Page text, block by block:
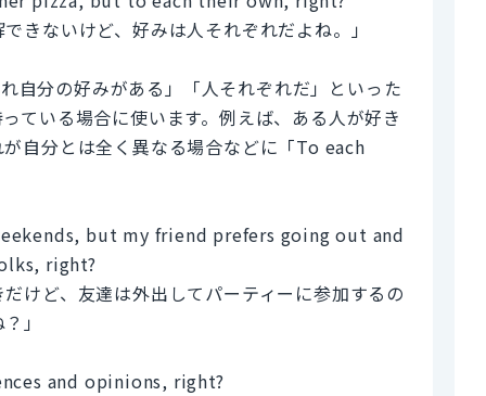
きないけど、好みは人それぞれだよね。」
自分の好みがある」「人それぞれだ」といった
ている場合に使います。例えば、ある人が好き
自分とは全く異なる場合などに「To each
but my friend prefers going out and
right?
けど、友達は外出してパーティーに参加するの
」
and opinions, right?